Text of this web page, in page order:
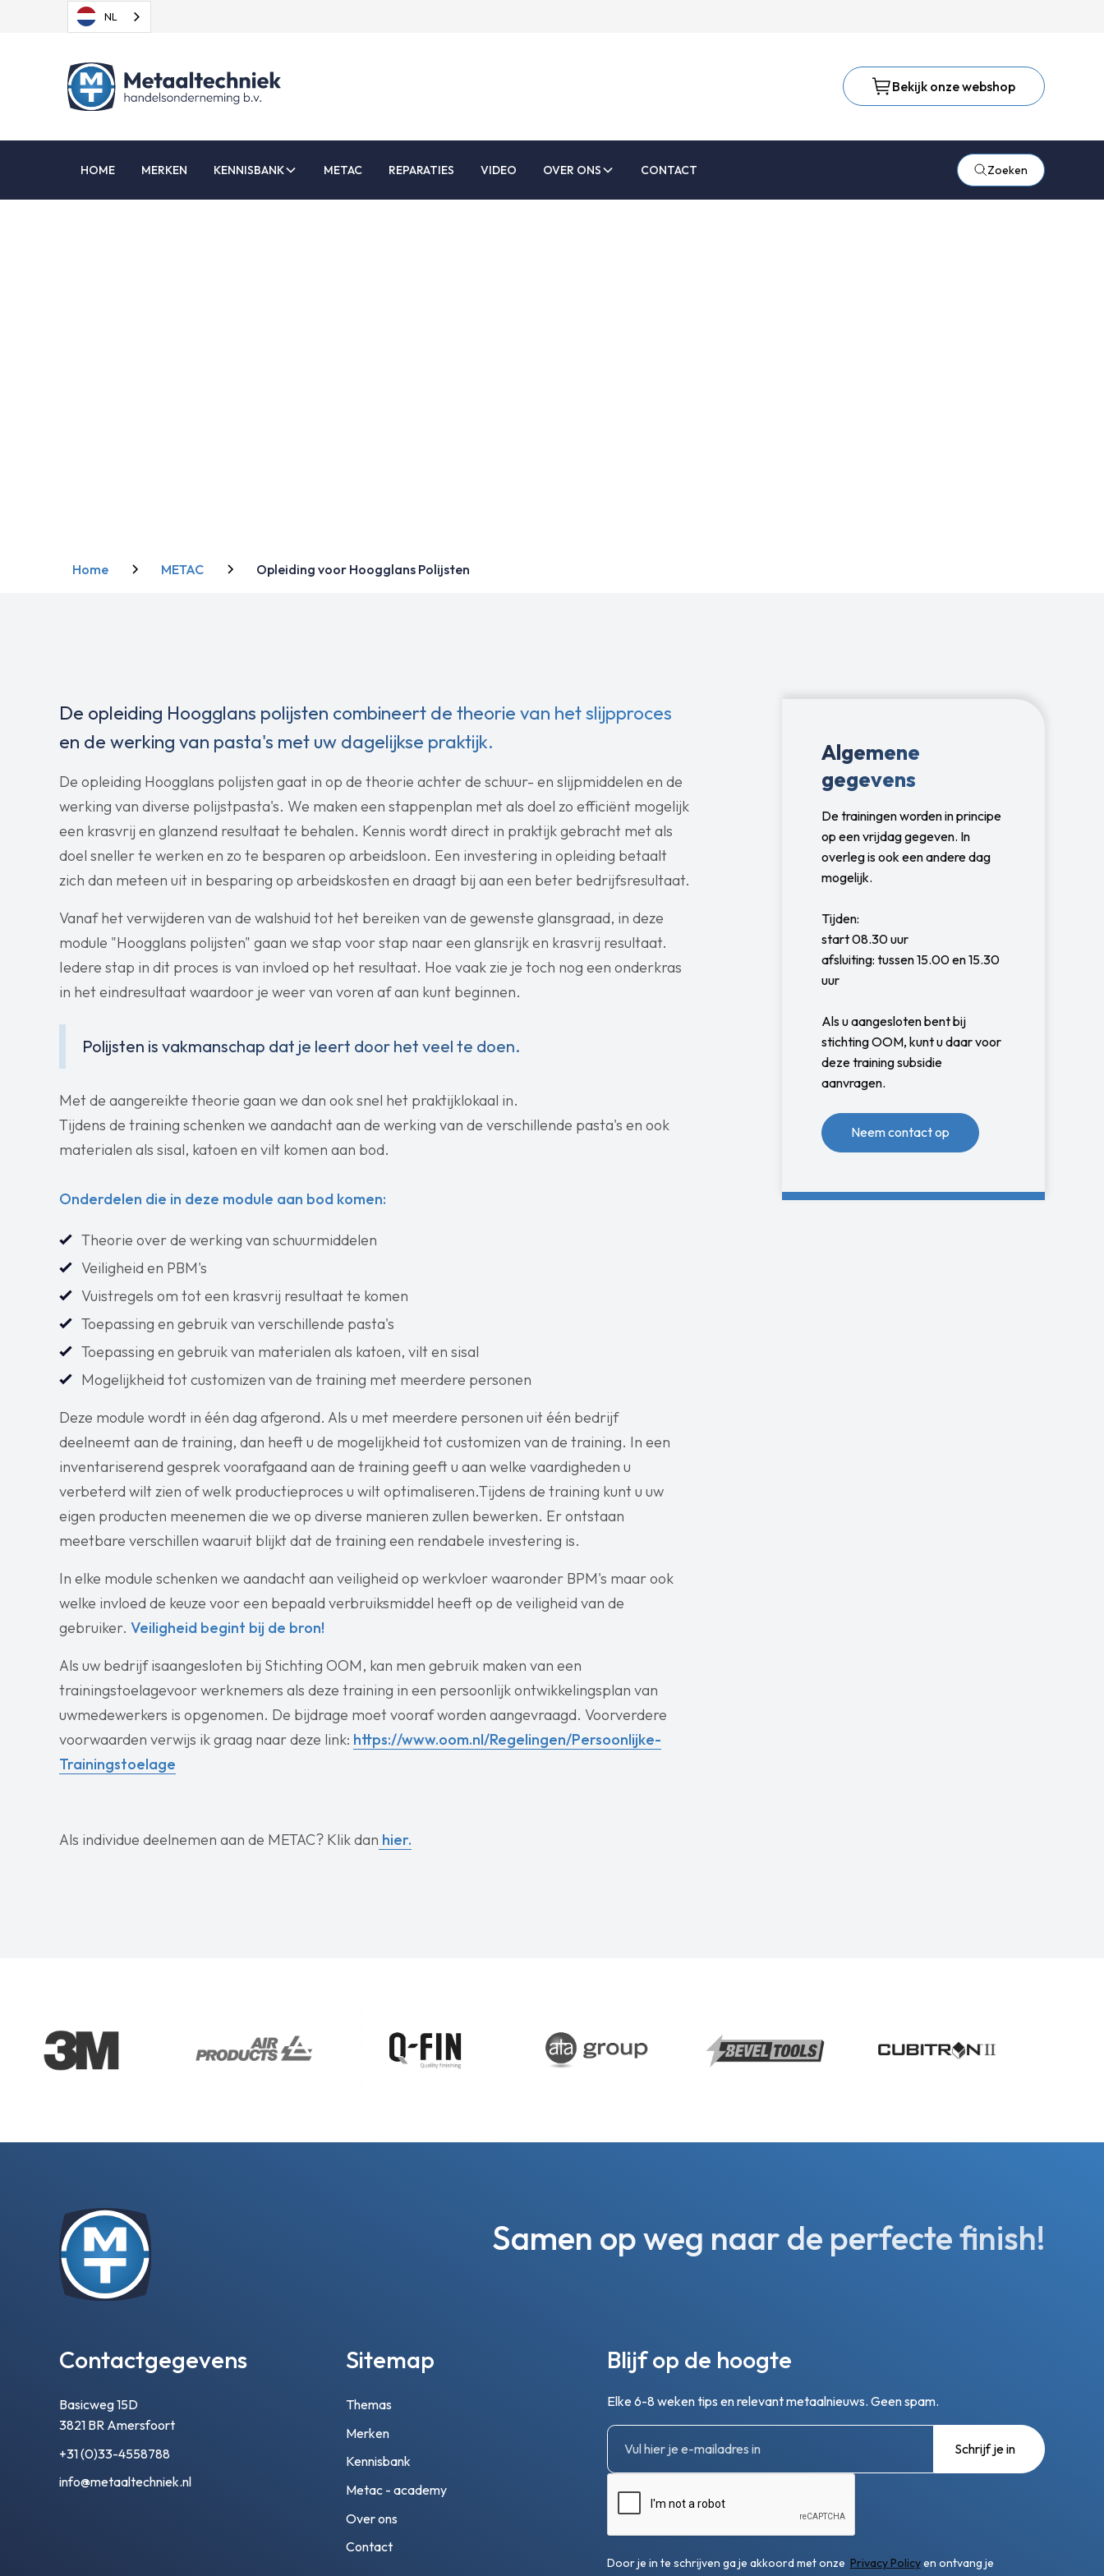
NL
Bekijk onze webshop
HOME MERKEN KENNISBANK METAC REPARATIES VIDEO OVER ONS CONTACT Zoeken
Home METAC Opleiding voor Hoogglans Polijsten
De opleiding Hoogglans polijsten combineert de theorie van het slijpproces
en de werking van pasta's met uw dagelijkse praktijk.
De opleiding Hoogglans polijsten gaat in op de theorie achter de schuur- en slijpmiddelen en de
werking van diverse polijstpasta's. We maken een stappenplan met als doel zo efficiënt mogelijk
een krasvrij en glanzend resultaat te behalen. Kennis wordt direct in praktijk gebracht met als
doel sneller te werken en zo te besparen op arbeidsloon. Een investering in opleiding betaalt
zich dan meteen uit in besparing op arbeidskosten en draagt bij aan een beter bedrijfsresultaat.
Vanaf het verwijderen van de walshuid tot het bereiken van de gewenste glansgraad, in deze
module "Hoogglans polijsten" gaan we stap voor stap naar een glansrijk en krasvrij resultaat.
Iedere stap in dit proces is van invloed op het resultaat. Hoe vaak zie je toch nog een onderkras
in het eindresultaat waardoor je weer van voren af aan kunt beginnen.
Polijsten is vakmanschap dat je leert door het veel te doen.
Met de aangereikte theorie gaan we dan ook snel het praktijklokaal in.
Tijdens de training schenken we aandacht aan de werking van de verschillende pasta's en ook
materialen als sisal, katoen en vilt komen aan bod.
Onderdelen die in deze module aan bod komen:
Theorie over de werking van schuurmiddelen
Veiligheid en PBM's
Vuistregels om tot een krasvrij resultaat te komen
Toepassing en gebruik van verschillende pasta's
Toepassing en gebruik van materialen als katoen, vilt en sisal
Mogelijkheid tot customizen van de training met meerdere personen
Deze module wordt in één dag afgerond. Als u met meerdere personen uit één bedrijf
deelneemt aan de training, dan heeft u de mogelijkheid tot customizen van de training. In een
inventariserend gesprek voorafgaand aan de training geeft u aan welke vaardigheden u
verbeterd wilt zien of welk productieproces u wilt optimaliseren.Tijdens de training kunt u uw
eigen producten meenemen die we op diverse manieren zullen bewerken. Er ontstaan
meetbare verschillen waaruit blijkt dat de training een rendabele investering is.
In elke module schenken we aandacht aan veiligheid op werkvloer waaronder BPM's maar ook
welke invloed de keuze voor een bepaald verbruiksmiddel heeft op de veiligheid van de
gebruiker. Veiligheid begint bij de bron!
Als uw bedrijf isaangesloten bij Stichting OOM, kan men gebruik maken van een
trainingstoelagevoor werknemers als deze training in een persoonlijk ontwikkelingsplan van
uwmedewerkers is opgenomen. De bijdrage moet vooraf worden aangevraagd. Voorverdere
voorwaarden verwijs ik graag naar deze link: https://www.oom.nl/Regelingen/Persoonlijke-
Trainingstoelage
Als individue deelnemen aan de METAC? Klik dan hier.
Algemene
gegevens
De trainingen worden in principe
op een vrijdag gegeven. In
overleg is ook een andere dag
mogelijk.
Tijden:
start 08.30 uur
afsluiting: tussen 15.00 en 15.30
uur
Als u aangesloten bent bij
stichting OOM, kunt u daar voor
deze training subsidie
aanvragen.
Neem contact op
Samen op weg naar de perfecte finish!
Contactgegevens
Basicweg 15D
3821 BR Amersfoort
+31 (0)33-4558788
info@metaaltechniek.nl
Sitemap
Themas
Merken
Kennisbank
Metac - academy
Over ons
Contact
Blijf op de hoogte
Elke 6-8 weken tips en relevant metaalnieuws. Geen spam.
Door je in te schrijven ga je akkoord met onze Privacy Policyen ontvang je